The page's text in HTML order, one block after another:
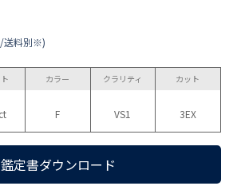
送料別※)
カラー
F
クラリティ
VS1
カット
3EX
鑑定書ダウンロード